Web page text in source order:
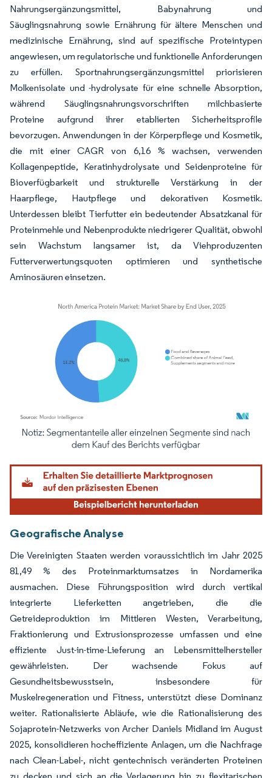
Nahrungsergänzungsmittel, Babynahrung und
Säuglingsnahrung sowie Ernährung für ältere Menschen und
medizinische Ernährung, sind auf spezifische Proteintypen
angewiesen, um regulatorische und funktionelle Anforderungen
zu erfüllen. Sportnahrungsergänzungsmittel priorisieren
Molkenisolate und -hydrolysate für eine schnelle Absorption,
während Säuglingsnahrungsvorschriften milchbasierte
Proteine aufgrund ihrer etablierten Sicherheitsprofile
bevorzugen. Anwendungen in der Körperpflege und Kosmetik,
die mit einer CAGR von 6,16 % wachsen, verwenden
Kollagenpeptide, Keratinhydrolysate und Seidenproteine für
Bioverfügbarkeit und strukturelle Verstärkung in der
Haarpflege, Hautpflege und dekorativen Kosmetik.
Unterdessen bleibt Tierfutter ein bedeutender Absatzkanal für
Proteinmehle und Nebenprodukte niedrigerer Qualität, obwohl
sein Wachstum langsamer ist, da Viehproduzenten
Futterverwertungsquoten optimieren und synthetische
Aminosäuren einsetzen.
Bild © Mordor Intelligence. Wiederverwendung erfordert Namensnennung
Geografische Analyse
Die Vereinigten Staaten werden voraussichtlich im Jahr 2025
81,49 % des Proteinmarktumsatzes in Nordamerika
ausmachen. Diese Führungsposition wird durch vertikal
integrierte Lieferketten angetrieben, die die
Getreideproduktion im Mittleren Westen, Verarbeitung,
Fraktionierung und Extrusionsprozesse umfassen und eine
effiziente Just-in-time-Lieferung an Lebensmittelhersteller
gewährleisten. Der wachsende Fokus auf
Gesundheitsbewusstsein, insbesondere für
Muskelregeneration und Fitness, unterstützt diese Dominanz
weiter. Rationalisierte Abläufe, wie die Rationalisierung des
Sojaprotein-Netzwerks von Archer Daniels Midland im August
2025, konsolidieren hocheffiziente Anlagen, um die Nachfrage
nach Clean-Label-, nicht gentechnisch veränderten Proteinen